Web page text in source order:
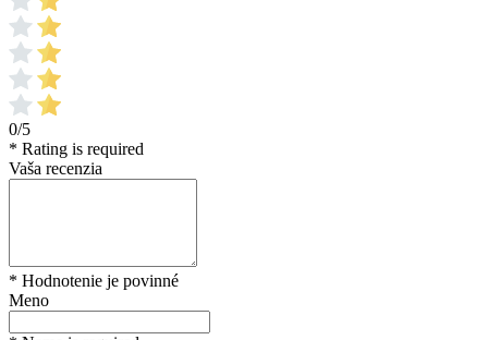
0/5
* Rating is required
Vaša recenzia
* Hodnotenie je povinné
Meno